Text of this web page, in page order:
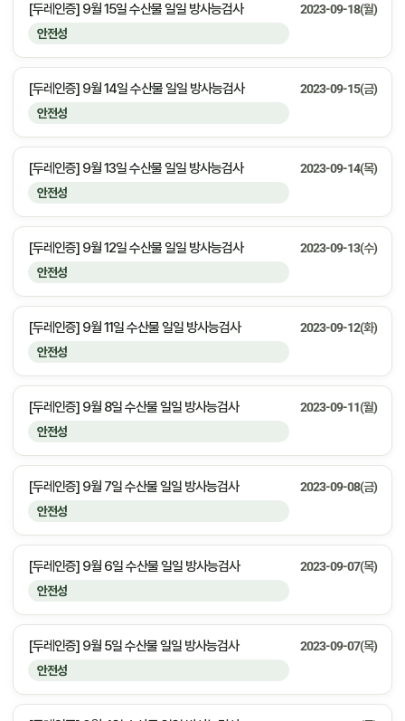
안전성
[두레인증] 9월 15일 수산물 일일 방사능검사 2023-09-18(월)
안전성
[두레인증] 9월 14일 수산물 일일 방사능검사 2023-09-15(금)
안전성
[두레인증] 9월 13일 수산물 일일 방사능검사 2023-09-14(목)
안전성
[두레인증] 9월 12일 수산물 일일 방사능검사 2023-09-13(수)
안전성
[두레인증] 9월 11일 수산물 일일 방사능검사 2023-09-12(화)
안전성
[두레인증] 9월 8일 수산물 일일 방사능검사 2023-09-11(월)
안전성
[두레인증] 9월 7일 수산물 일일 방사능검사 2023-09-08(금)
안전성
[두레인증] 9월 6일 수산물 일일 방사능검사 2023-09-07(목)
안전성
[두레인증] 9월 5일 수산물 일일 방사능검사 2023-09-07(목)